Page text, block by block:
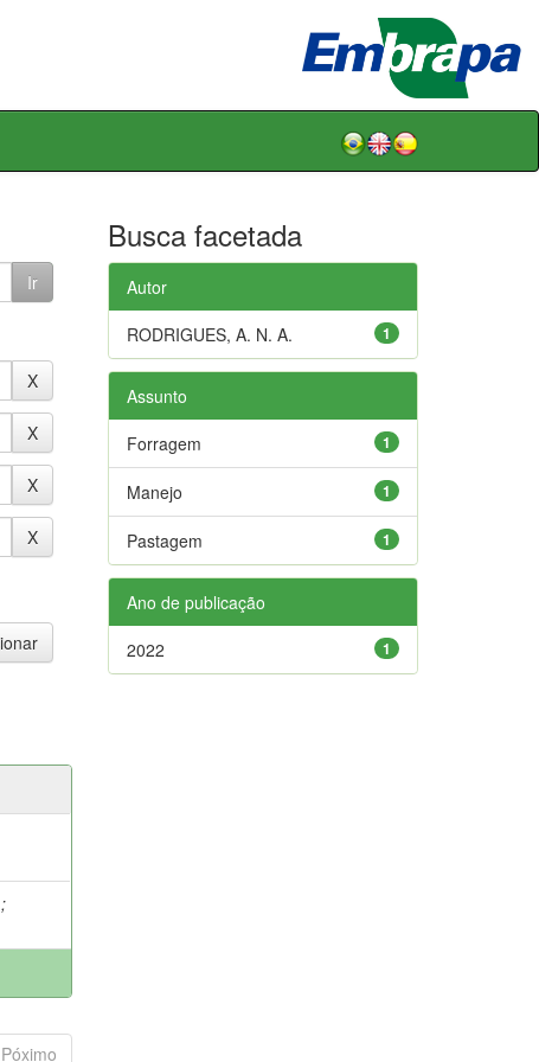
;
Póximo
Busca facetada
Autor
1
RODRIGUES, A. N. A.
Assunto
1
Forragem
1
Manejo
1
Pastagem
Ano de publicação
1
2022